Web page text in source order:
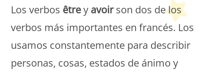
Los verbos êtrey avoirson dos de los
verbos más importantes en francés. Los
usamos constantemente para describir
personas, cosas, estados de ánimo y